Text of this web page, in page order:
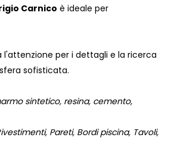
Carnico è ideale per
per i dettagli e la ricerca
sofisticata.
sintetico, resina, cemento,
Pareti, Bordi piscina, Tavoli,